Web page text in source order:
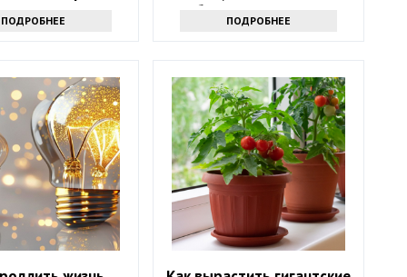
ПОДРОБНЕЕ
бывают паразиты
ПОДРОБНЕЕ